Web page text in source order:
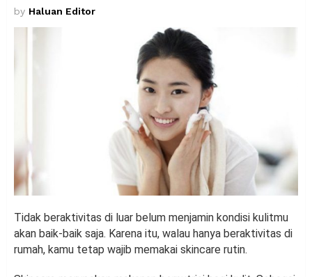
by Haluan Editor
Tidak beraktivitas di luar belum menjamin kondisi kulitmu
akan baik-baik saja. Karena itu, walau hanya beraktivitas di
rumah, kamu tetap wajib memakai skincare rutin.